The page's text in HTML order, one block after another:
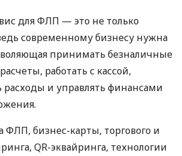
для ФЛП — это не только
современному бизнесу нужна
принимать безналичные
работать с кассой,
расходы и управлять финансами
ФЛП, бизнес-карты, торгового и
QR-эквайринга, технологии